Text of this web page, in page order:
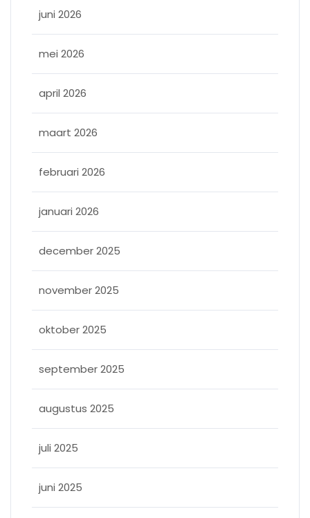
juni 2026
mei 2026
april 2026
maart 2026
februari 2026
januari 2026
december 2025
november 2025
oktober 2025
september 2025
augustus 2025
juli 2025
juni 2025